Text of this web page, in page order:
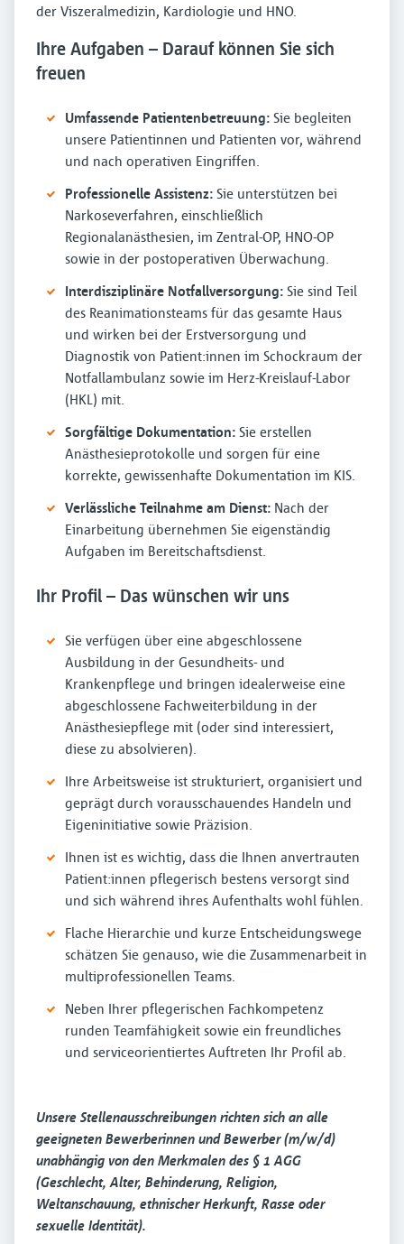
der Viszeralmedizin, Kardiologie und HNO.
Ihre Aufgaben – Darauf können Sie sich
freuen
Umfassende Patientenbetreuung: Sie begleiten
unsere Patientinnen und Patienten vor, während
und nach operativen Eingriffen.
Professionelle Assistenz: Sie unterstützen bei
Narkoseverfahren, einschließlich
Regionalanästhesien, im Zentral-OP, HNO-OP
sowie in der postoperativen Überwachung.
Interdisziplinäre Notfallversorgung: Sie sind Teil
des Reanimationsteams für das gesamte Haus
und wirken bei der Erstversorgung und
Diagnostik von Patient:innen im Schockraum der
Notfallambulanz sowie im Herz-Kreislauf-Labor
(HKL) mit.
Sorgfältige Dokumentation: Sie erstellen
Anästhesieprotokolle und sorgen für eine
korrekte, gewissenhafte Dokumentation im KIS.
Verlässliche Teilnahme am Dienst: Nach der
Einarbeitung übernehmen Sie eigenständig
Aufgaben im Bereitschaftsdienst.
Ihr Profil – Das wünschen wir uns
Sie verfügen über eine abgeschlossene
Ausbildung in der Gesundheits- und
Krankenpflege und bringen idealerweise eine
abgeschlossene Fachweiterbildung in der
Anästhesiepflege mit (oder sind interessiert,
diese zu absolvieren).
Ihre Arbeitsweise ist strukturiert, organisiert und
geprägt durch vorausschauendes Handeln und
Eigeninitiative sowie Präzision.
Ihnen ist es wichtig, dass die Ihnen anvertrauten
Patient:innen pflegerisch bestens versorgt sind
und sich während ihres Aufenthalts wohl fühlen.
Flache Hierarchie und kurze Entscheidungswege
schätzen Sie genauso, wie die Zusammenarbeit in
multiprofessionellen Teams.
Neben Ihrer pflegerischen Fachkompetenz
runden Teamfähigkeit sowie ein freundliches
und serviceorientiertes Auftreten Ihr Profil ab.
Unsere Stellenausschreibungen richten sich an alle
geeigneten Bewerberinnen und Bewerber (m/w/d)
unabhängig von den Merkmalen des § 1 AGG
(Geschlecht, Alter, Behinderung, Religion,
Weltanschauung, ethnischer Herkunft, Rasse oder
sexuelle Identität).